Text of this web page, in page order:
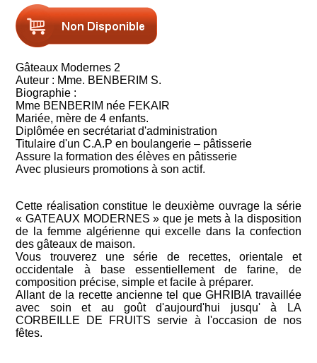
Gâteaux Modernes 2
Auteur : Mme. BENBERIM S.
Biographie :
Mme BENBERIM née FEKAIR
Mariée, mère de 4 enfants.
Diplômée en secrétariat d'administration
Titulaire d'un C.A.P en boulangerie – pâtisserie
Assure la formation des élèves en pâtisserie
Avec plusieurs promotions à son actif.
Cette réalisation constitue le deuxième ouvrage la série
« GATEAUX MODERNES » que je mets à la disposition
de la femme algérienne qui excelle dans la confection
des gâteaux de maison.
Vous trouverez une série de recettes, orientale et
occidentale à base essentiellement de farine, de
composition précise, simple et facile à préparer.
Allant de la recette ancienne tel que GHRIBIA travaillée
avec soin et au goût d'aujourd'hui jusqu' à LA
CORBEILLE DE FRUITS servie à l'occasion de nos
fêtes.